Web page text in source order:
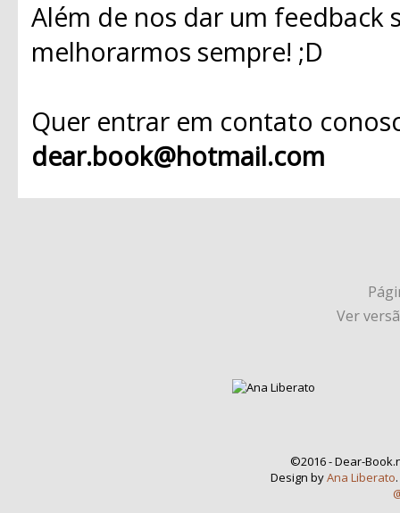
Além de nos dar um
melhorarmos sempre! ;D
Quer entrar em contato
dear.book@hotmail.com
Ver
©2016 - Dear-
Design byAna Liberato